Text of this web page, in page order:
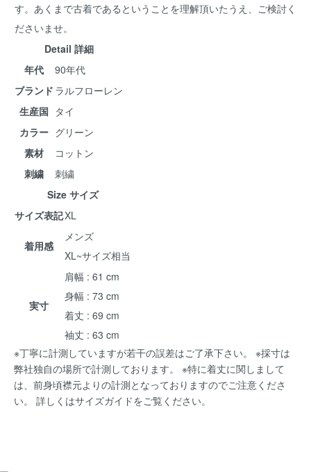
す。あくまで古着であるということを理解頂いたうえ、ご検討く
ださいませ。
Detail 詳細
年代
90年代
ブランド ラルフローレン
生産国 タイ
カラー グリーン
素材
コットン
刺繍
刺繍
Size サイズ
サイズ表記XL
着用感
メンズ
XL~サイズ相当
実寸
肩幅 : 61 cm
身幅 : 73 cm
着丈 : 69 cm
袖丈 : 63 cm
※丁寧に計測していますが若干の誤差はご了承下さい。 ※採寸は
弊社独自の場所で計測しております。 ※特に着丈に関しまして
は、前身頃襟元よりの計測となっておりますのでご注意くださ
い。 詳しくはサイズガイドをご覧ください。